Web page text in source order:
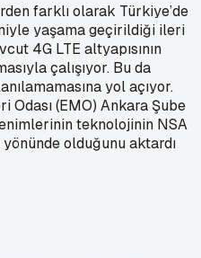
farklı olarak Türkiye’de
yaşama geçirildiği ileri
4G LTE altyapısının
çalışıyor. Bu da
yol açıyor.
(EMO) Ankara Şube
teknolojinin NSA
olduğunu aktardı